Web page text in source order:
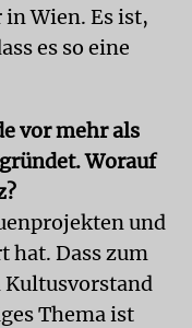
Wien. Es ist,
es so eine
vor mehr als
Worauf
und
hat. Dass zum
Kultusvorstand
Thema ist